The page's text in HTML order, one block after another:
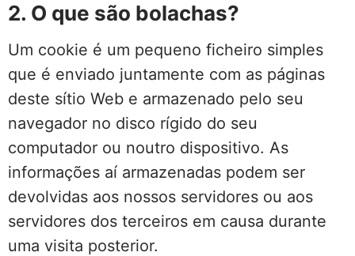
2. O que são bolachas?
Um cookie é um pequeno ficheiro simples
que é enviado juntamente com as páginas
deste sítio Web e armazenado pelo seu
navegador no disco rígido do seu
computador ou noutro dispositivo. As
informações aí armazenadas podem ser
devolvidas aos nossos servidores ou aos
servidores dos terceiros em causa durante
uma visita posterior.